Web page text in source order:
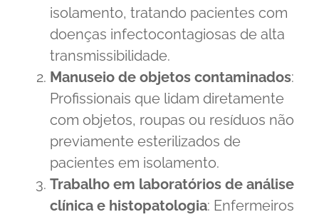
isolamento, tratando pacientes com
doenças infectocontagiosas de alta
transmissibilidade.
Manuseio de objetos contaminados:
Profissionais que lidam diretamente
com objetos, roupas ou resíduos não
previamente esterilizados de
pacientes em isolamento.
Trabalho em laboratórios de análise
clínica e histopatologia: Enfermeiros